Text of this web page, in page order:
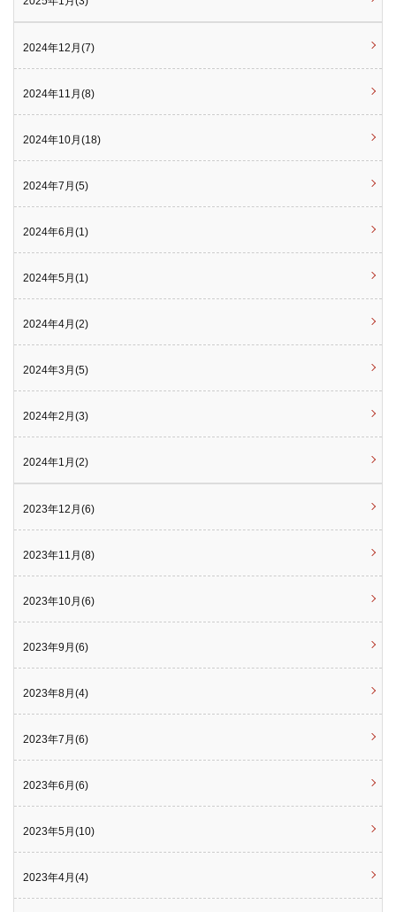
2024年12月(7)
2024年11月(8)
2024年10月(18)
2024年7月(5)
2024年6月(1)
2024年5月(1)
2024年4月(2)
2024年3月(5)
2024年2月(3)
2024年1月(2)
2023年12月(6)
2023年11月(8)
2023年10月(6)
2023年9月(6)
2023年8月(4)
2023年7月(6)
2023年6月(6)
2023年5月(10)
2023年4月(4)